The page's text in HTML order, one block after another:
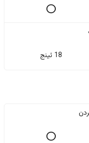
18 ئینج